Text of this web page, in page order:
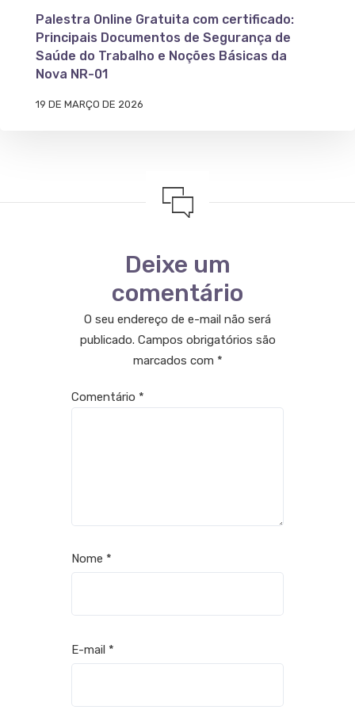
Palestra Online Gratuita com certificado:
Principais Documentos de Segurança de
Saúde do Trabalho e Noções Básicas da
Nova NR-01
19 DE MARÇO DE 2026
Deixe um
comentário
O seu endereço de e-mail não será
publicado. Campos obrigatórios são
marcados com *
Comentário *
Nome *
E-mail *